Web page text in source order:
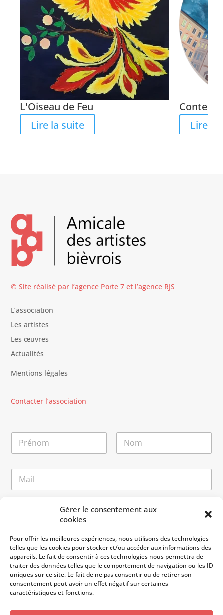
Gérer le consentement aux
cookies
Pour offrir les meilleures expériences, nous utilisons des technologies
telles que les cookies pour stocker et/ou accéder aux informations des
appareils. Le fait de consentir à ces technologies nous permettra de
traiter des données telles que le comportement de navigation ou les ID
uniques sur ce site. Le fait de ne pas consentir ou de retirer son
consentement peut avoir un effet négatif sur certaines
caractéristiques et fonctions.
L'Oiseau de Feu
Lire la suite
Conte
Lire la
© Site réalisé par l’agence Porte 7 et l’agence RJS
L’association
Les artistes
Les œuvres
Actualités
Mentions légales
Contacter l’association
N
m
E
l
N
o
m
E
m
s
a
g
e